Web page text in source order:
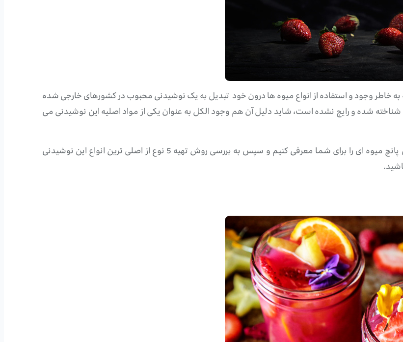
به خاطر وجود و استفاده از انواع میوه ها درون خود تبدیل به یک نوشیدنی محبوب در کشورهای خارجی شده
شناخته شده و رایج نشده است، شاید دلیل آن هم وجود الکل به عنوان یکی از مواد اصلیه این نوشیدنی می
ما در این مقاله از کافی مافی سعی داریم به طور کامل نوشیدنی پانچ میوه ای را برای شما معرفی کنیم و سپس به بررسی روش تهیه 5 نوع از اصلی ترین انواع این نوشیدنی